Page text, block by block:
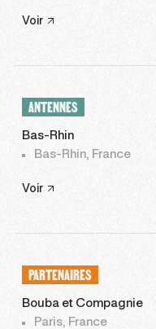
Voir
ANTENNES
Bas-Rhin
Bas-Rhin, France
Voir
PARTENAIRES
Bouba et Compagnie
Paris, France